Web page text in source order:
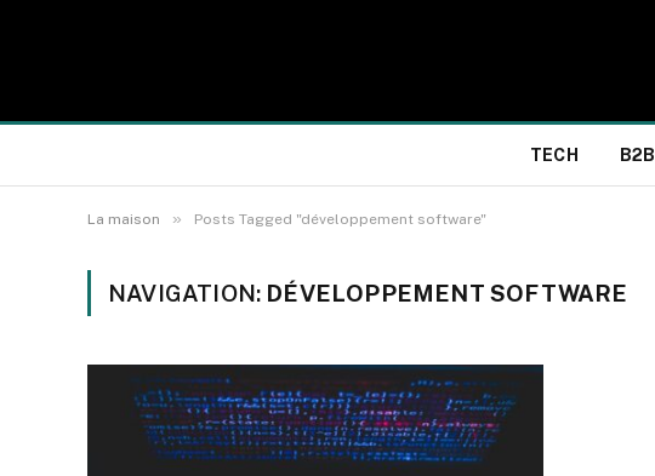
TECH B2B
La maison » Posts Tagged "développement software"
NAVIGATION: DÉVELOPPEMENT SOFTWARE